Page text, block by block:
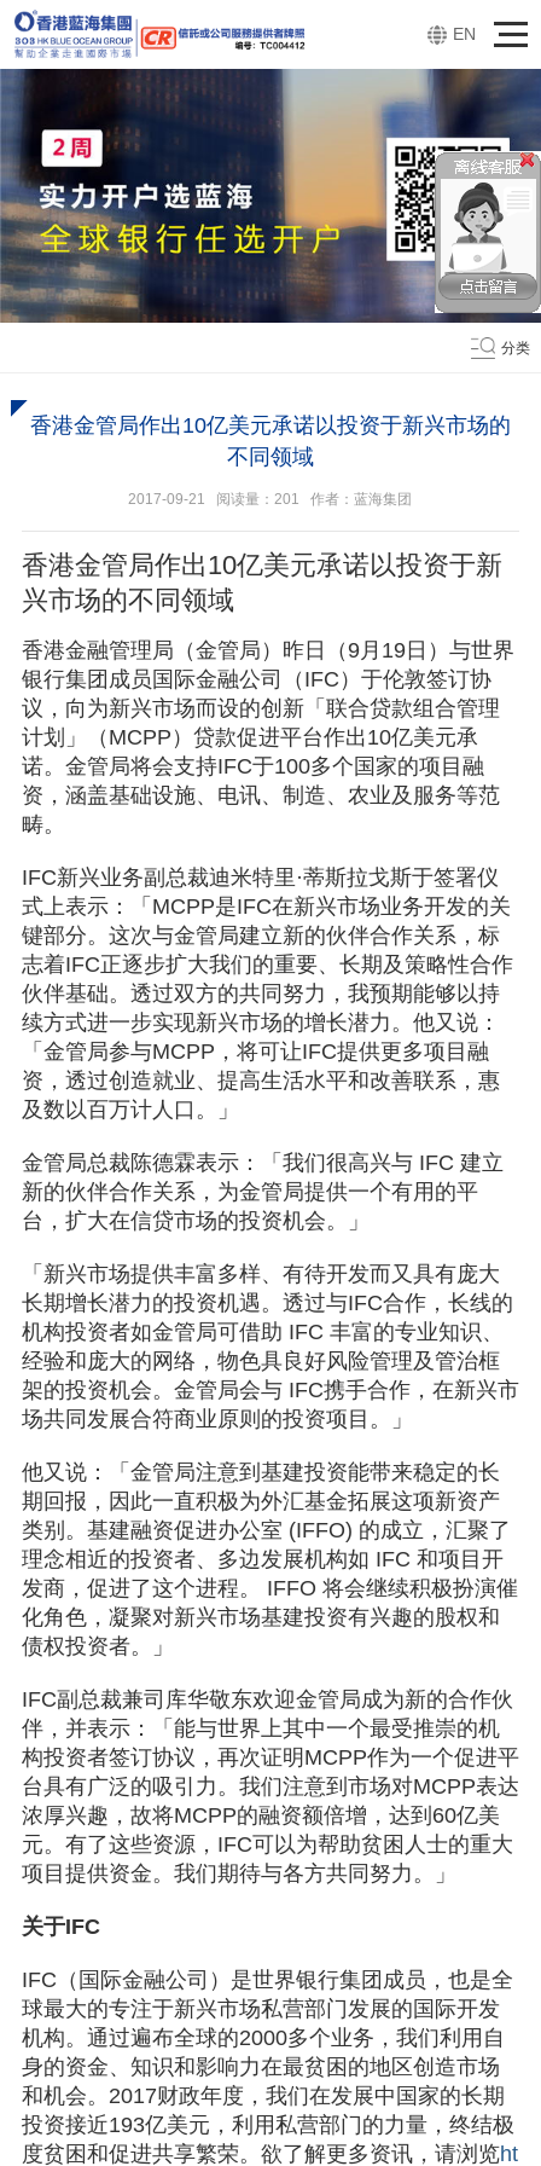
EN
分类
香港金管局作出10亿美元承诺以投资于新兴市场的
不同领域
2017-09-21 阅读量：201 作者：蓝海集团
香港金管局作出10亿美元承诺以投资于新
兴市场的不同领域
香港金融管理局（金管局）昨日（9月19日）与世界
银行集团成员国际金融公司（IFC）于伦敦签订协
议，向为新兴市场而设的创新「联合贷款组合管理
计划」（MCPP）贷款促进平台作出10亿美元承
诺。金管局将会支持IFC于100多个国家的项目融
资，涵盖基础设施、电讯、制造、农业及服务等范
畴。
IFC新兴业务副总裁迪米特里·蒂斯拉戈斯于签署仪
式上表示：「MCPP是IFC在新兴市场业务开发的关
键部分。这次与金管局建立新的伙伴合作关系，标
志着IFC正逐步扩大我们的重要、长期及策略性合作
伙伴基础。透过双方的共同努力，我预期能够以持
续方式进一步实现新兴市场的增长潜力。他又说：
「金管局参与MCPP，将可让IFC提供更多项目融
资，透过创造就业、提高生活水平和改善联系，惠
及数以百万计人口。」
金管局总裁陈德霖表示：「我们很高兴与 IFC 建立
新的伙伴合作关系，为金管局提供一个有用的平
台，扩大在信贷市场的投资机会。」
「新兴市场提供丰富多样、有待开发而又具有庞大
长期增长潜力的投资机遇。透过与IFC合作，长线的
机构投资者如金管局可借助 IFC 丰富的专业知识、
经验和庞大的网络，物色具良好风险管理及管治框
架的投资机会。金管局会与 IFC携手合作，在新兴市
场共同发展合符商业原则的投资项目。」
他又说：「金管局注意到基建投资能带来稳定的长
期回报，因此一直积极为外汇基金拓展这项新资产
类别。基建融资促进办公室 (IFFO) 的成立，汇聚了
理念相近的投资者、多边发展机构如 IFC 和项目开
发商，促进了这个进程。 IFFO 将会继续积极扮演催
化角色，凝聚对新兴市场基建投资有兴趣的股权和
债权投资者。」
IFC副总裁兼司库华敬东欢迎金管局成为新的合作伙
伴，并表示：「能与世界上其中一个最受推崇的机
构投资者签订协议，再次证明MCPP作为一个促进平
台具有广泛的吸引力。我们注意到市场对MCPP表达
浓厚兴趣，故将MCPP的融资额倍增，达到60亿美
元。有了这些资源，IFC可以为帮助贫困人士的重大
项目提供资金。我们期待与各方共同努力。」
关于IFC
IFC（国际金融公司）是世界银行集团成员，也是全
球最大的专注于新兴市场私营部门发展的国际开发
机构。通过遍布全球的2000多个业务，我们利用自
身的资金、知识和影响力在最贫困的地区创造市场
和机会。2017财政年度，我们在发展中国家的长期
投资接近193亿美元，利用私营部门的力量，终结极
度贫困和促进共享繁荣。欲了解更多资讯，请浏览ht